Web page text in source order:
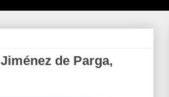
de Parga,